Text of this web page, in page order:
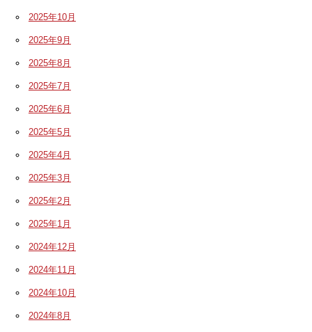
2025年10月
2025年9月
2025年8月
2025年7月
2025年6月
2025年5月
2025年4月
2025年3月
2025年2月
2025年1月
2024年12月
2024年11月
2024年10月
2024年8月